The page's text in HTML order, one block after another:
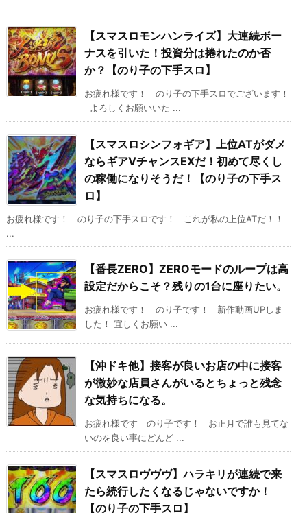
【スマスロモンハンライズ】大連続ボー
ナスを引いた！投資分は捲れたのか否
か？【のり子の下手スロ】
お疲れ様です！ のり子の下手スロでございます！
よろしくお願いいた ...
【スマスロシンフォギア】上位ATがダメ
ならギアVチャンスEXだ！初めて尽くし
の稼働になりそうだ！【のり子の下手ス
ロ】
お疲れ様です！ のり子の下手スロです！ これが私の上位ATだ！！
...
【番長ZERO】ZEROモードのループは高
設定だからこそ？残りの1台に座りたい。
お疲れ様です！ のり子です！ 新作動画UPしま
した！ 宜しくお願い ...
【沖ドキ他】接客が良いお店の中に接客
が微妙な店員さんがいるとちょっと残念
な気持ちになる。
お疲れ様です のり子です！ お正月で誰も見てな
いのを良い事にどんど ...
【スマスロヴヴヴ】ハラキリが連続で来
たら続行したくなるじゃないですか！
【のり子の下手スロ】